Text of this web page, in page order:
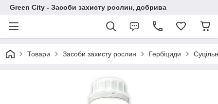
Green City - Засоби захисту рослин, добрива
Товари Засоби захисту рослин Гербіциди